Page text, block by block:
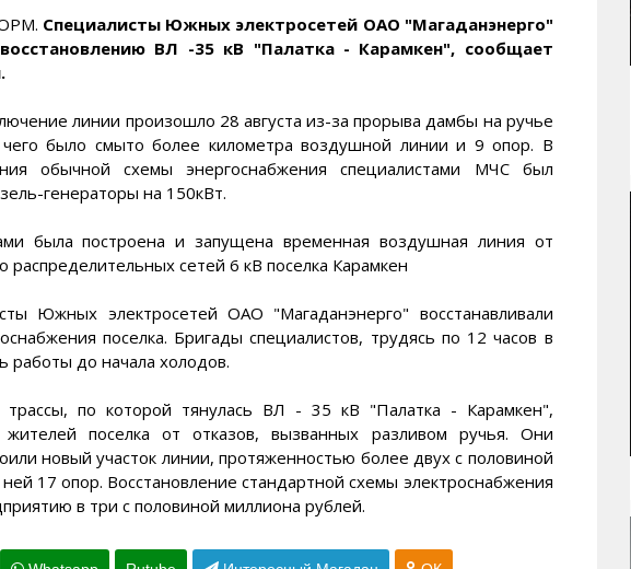
Специалисты Южных электросетей ОАО "Магаданэнерго"
ВЛ -35 кВ "Палатка - Карамкен", сообщает
линии произошло 28 августа из-за прорыва дамбы на ручье
было смыто более километра воздушной линии и 9 опор. В
обычной схемы энергоснабжения специалистами МЧС был
генераторы на 150кВт.
была построена и запущена временная воздушная линия от
сетей 6 кВ поселка Карамкен
Южных электросетей ОАО "Магаданэнерго" восстанавливали
поселка. Бригады специалистов, трудясь по 12 часов в
работы до начала холодов.
трассы, по которой тянулась ВЛ - 35 кВ "Палатка - Карамкен",
жителей поселка от отказов, вызванных разливом ручья. Они
новый участок линии, протяженностью более двух с половиной
17 опор. Восстановление стандартной схемы электроснабжения
в три с половиной миллиона рублей.